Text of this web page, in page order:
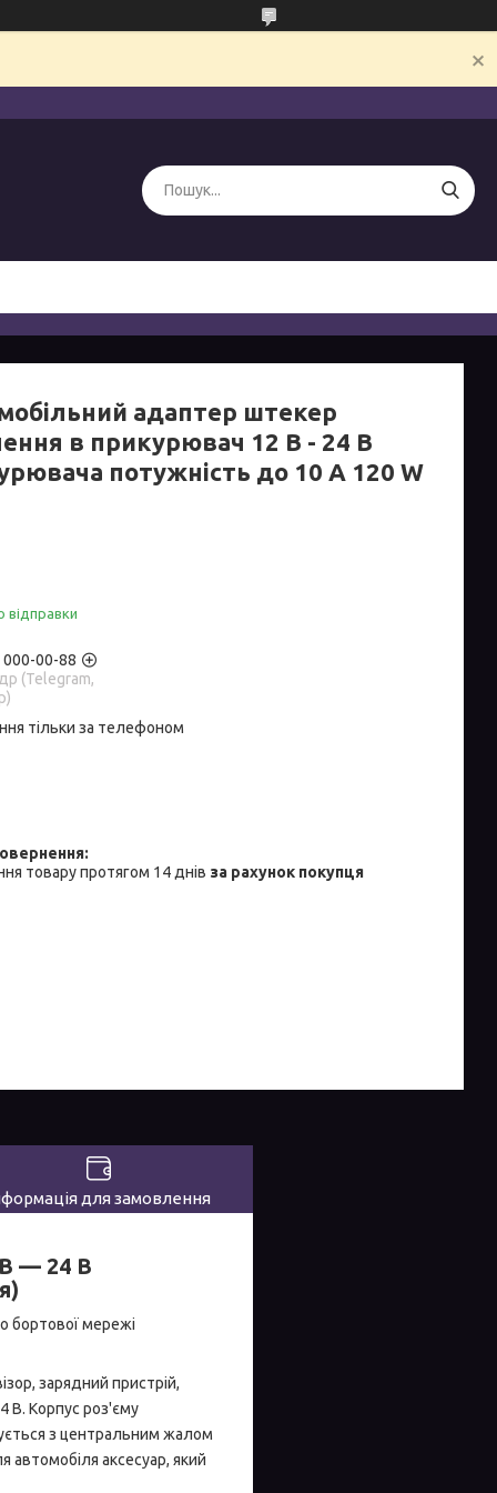
адаптер штекер
в прикурювач 12 В - 24 В
потужність до 10 А 120 W
відправки
000-00-88
(Telegram,
тільки за телефоном
товару протягом 14 днів за рахунок покупця
для замовлення
— 24 В
бортової мережі
зарядний пристрій,
В. Корпус роз'єму
з центральним жалом
аксесуар, який